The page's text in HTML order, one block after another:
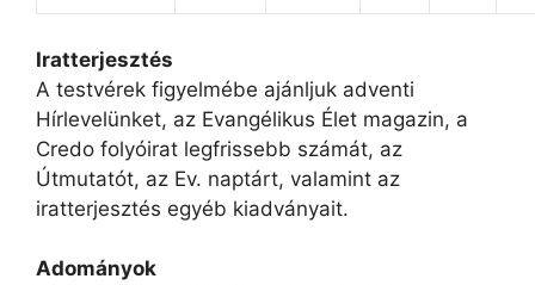
Iratterjesztés
A testvérek figyelmébe ajánljuk adventi
Hírlevelünket, az Evangélikus Élet magazin, a
Credo folyóirat legfrissebb számát, az
Útmutatót, az Ev. naptárt, valamint az
iratterjesztés egyéb kiadványait.
Adományok